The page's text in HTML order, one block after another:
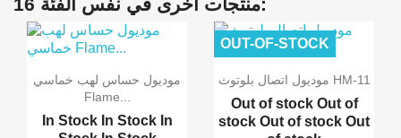
موديول حساس لهب خماسي
Flame...
In Stock In Stock In
موديول اتصال بلوتوث HM-11
Out of stock Out of
stock Out of stock Out
OUT-OF-STOCK